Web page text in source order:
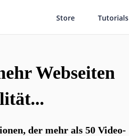
Store Tutorials
Webseiten
der mehr als 50 Video-